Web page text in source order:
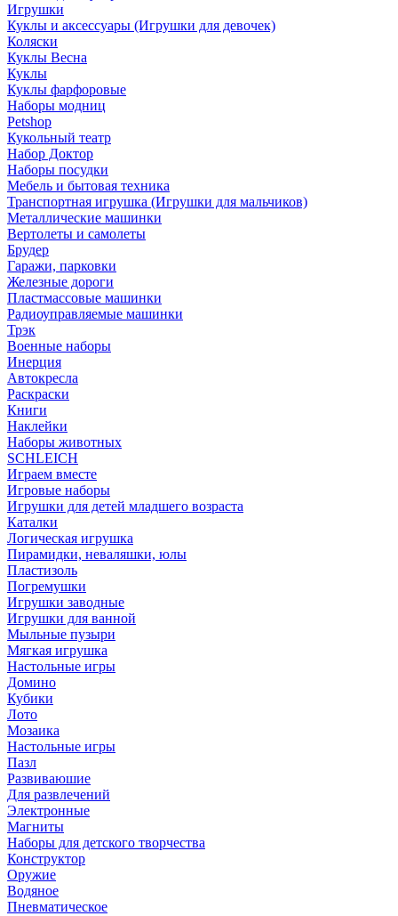
Игрушки
Куклы и аксессуары (Игрушки для девочек)
Коляски
Куклы Весна
Куклы
Куклы фарфоровые
Наборы модниц
Petshop
Кукольный театр
Набор Доктор
Наборы посудки
Мебель и бытовая техника
Транспортная игрушка (Игрушки для мальчиков)
Металлические машинки
Вертолеты и самолеты
Брудер
Гаражи, парковки
Железные дороги
Пластмассовые машинки
Радиоуправляемые машинки
Трэк
Военные наборы
Инерция
Автокресла
Раскраски
Книги
Наклейки
Наборы животных
SCHLEICH
Играем вместе
Игровые наборы
Игрушки для детей младшего возраста
Каталки
Логическая игрушка
Пирамидки, неваляшки, юлы
Пластизоль
Погремушки
Игрушки заводные
Игрушки для ванной
Мыльные пузыри
Мягкая игрушка
Настольные игры
Домино
Кубики
Лото
Мозаика
Настольные игры
Пазл
Развиваюшие
Для развлечений
Электронные
Магниты
Наборы для детского творчества
Конструктор
Оружие
Водяное
Пневматическое